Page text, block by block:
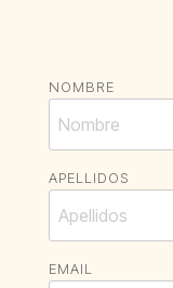
NOMBRE
APELLIDOS
EMAIL